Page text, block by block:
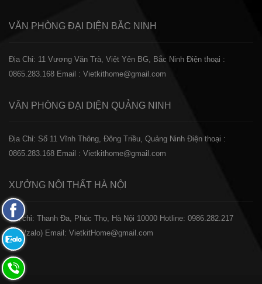
VĂN PHÒNG ĐẠI DIỆN BẮC NINH
Địa Chỉ: 11 Vương Văn Trà, Việt Yên BG, Bắc Ninh Điện thoại :
0865.283.168 Email : Vietkithome@gmail.com
VĂN PHÒNG ĐẠI DIỆN QUẢNG NINH
Địa Chỉ: Số 11 Vĩnh Thông, Đông Triều, Quảng Ninh Điện thoại :
0865.283.168 Email : Vietkithome@gmail.com
XƯỞNG NỘI THẤT HÀ NỘI
️Địa chỉ: Thanh Đa, Phúc Thọ, Hà Nội 10000 Hotline: 0986.282.217
(Call/zalo) Email: VietkitHome@gmail.com
Fanpage
Facebook
Zalo:
0865.283.168
Hotline: